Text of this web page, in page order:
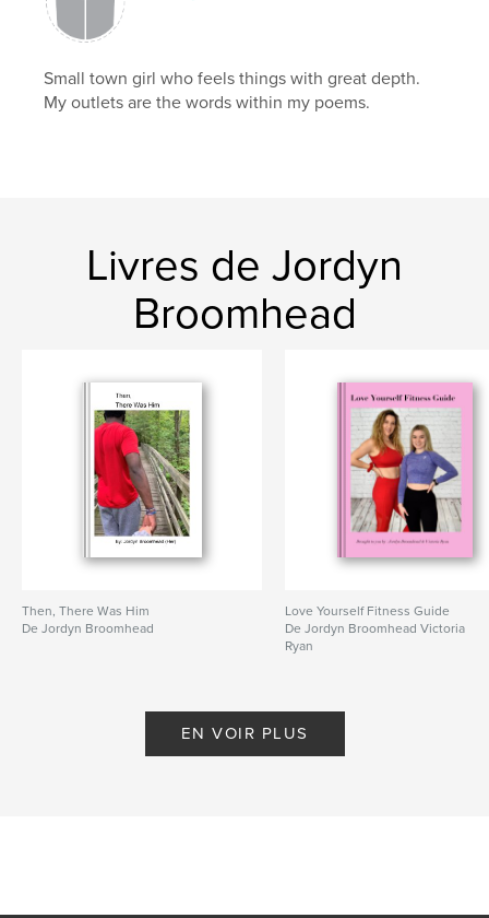
Small town girl who feels things with great depth.
My outlets are the words within my poems.
Livres de Jordyn
Broomhead
Then, There Was Him
De Jordyn Broomhead
Love Yourself Fitness Guide
De Jordyn Broomhead Victoria
Ryan
EN VOIR PLUS